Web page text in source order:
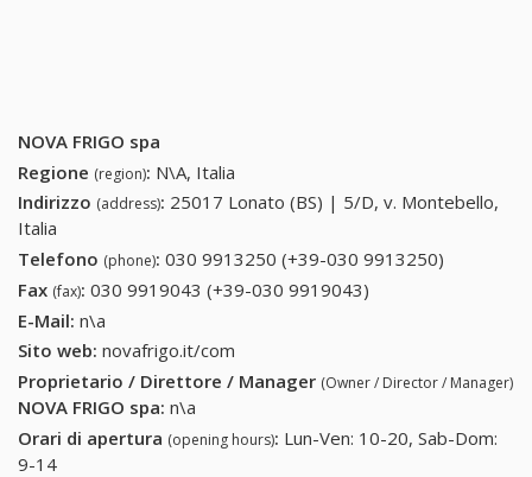
NOVA FRIGO spa
Regione (region): N\A, Italia
Indirizzo (address): 25017 Lonato (BS) | 5/D, v. Montebello,
Italia
Telefono (phone): 030 9913250 (+39-030 9913250)
Fax (fax): 030 9919043 (+39-030 9919043)
E-Mail: n\a
Sito web: novafrigo.it/com
Proprietario / Direttore / Manager (Owner / Director / Manager)
NOVA FRIGO spa: n\a
Orari di apertura (opening hours): Lun-Ven: 10-20, Sab-Dom:
9-14